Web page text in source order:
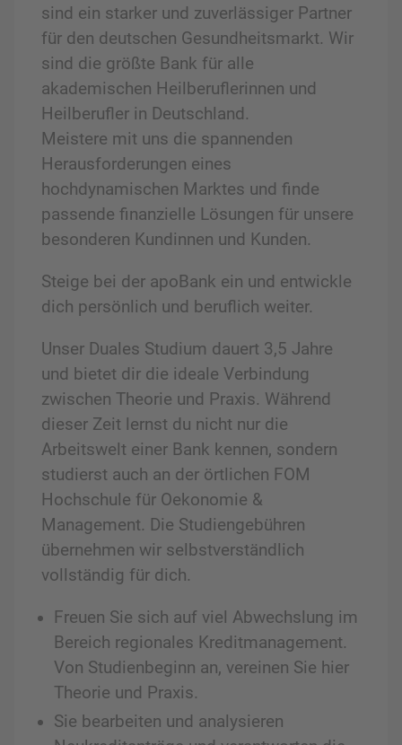
sind ein starker und zuverlässiger Partner
für den deutschen Gesundheitsmarkt. Wir
sind die größte Bank für alle
akademischen Heilberuflerinnen und
Heilberufler in Deutschland.
Meistere mit uns die spannenden
Herausforderungen eines
hochdynamischen Marktes und finde
passende finanzielle Lösungen für unsere
besonderen Kundinnen und Kunden.
Steige bei der apoBank ein und entwickle
dich persönlich und beruflich weiter.
Unser Duales Studium dauert 3,5 Jahre
und bietet dir die ideale Verbindung
zwischen Theorie und Praxis. Während
dieser Zeit lernst du nicht nur die
Arbeitswelt einer Bank kennen, sondern
studierst auch an der örtlichen FOM
Hochschule für Oekonomie &
Management. Die Studiengebühren
übernehmen wir selbstverständlich
vollständig für dich.
Freuen Sie sich auf viel Abwechslung im
Bereich regionales Kreditmanagement.
Von Studienbeginn an, vereinen Sie hier
Theorie und Praxis.
Sie bearbeiten und analysieren